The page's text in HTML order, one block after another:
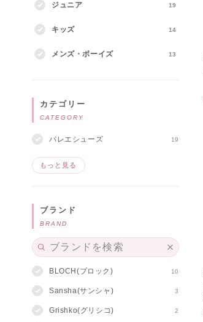
ジュニア 19
キッズ 14
メンズ・ボーイズ 13
カテゴリー
CATEGORY
バレエシューズ 19
もっと見る
ブランド
BRAND
BLOCH(ブロック) 10
Sansha(サンシャ) 3
Grishko(グリシコ) 2